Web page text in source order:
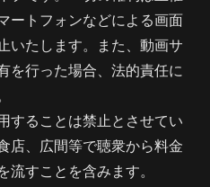
ートフォンなどによる画面
いたします。また、動画サ
を行った場合、法的責任に
することは禁止とさせてい
店、広間等で聴衆から料金
流すことを含みます。